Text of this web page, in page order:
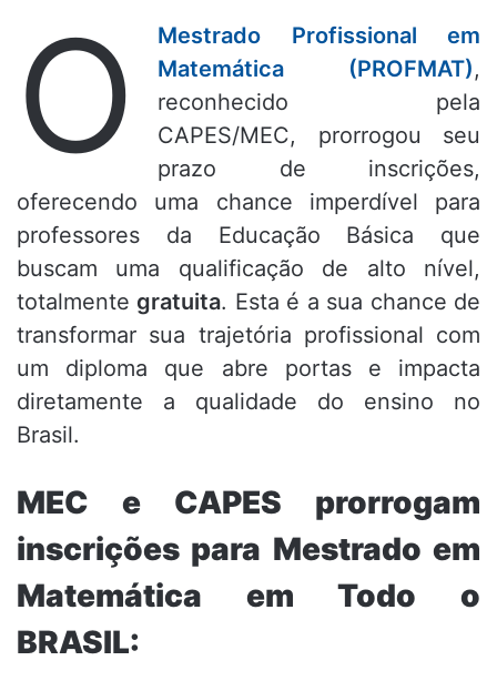
O
Mestrado Profissional em
Matemática (PROFMAT),
reconhecido pela
CAPES/MEC, prorrogou seu
prazo de inscrições,
oferecendo uma chance imperdível para
professores da Educação Básica que
buscam uma qualificação de alto nível,
totalmente gratuita. Esta é a sua chance de
transformar sua trajetória profissional com
um diploma que abre portas e impacta
diretamente a qualidade do ensino no
Brasil.
MEC e CAPES prorrogam
inscrições para Mestrado em
Matemática em Todo o
BRASIL: